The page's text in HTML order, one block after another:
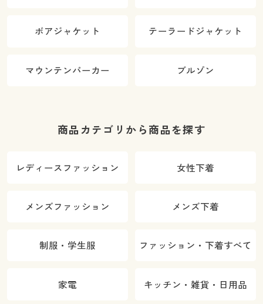
ボアジャケット テーラードジャケット
マウンテンパーカー ブルゾン
商品カテゴリから商品を探す
レディースファッション 女性下着
メンズファッション メンズ下着
制服・学生服 ファッション・下着すべて
家電 キッチン・雑貨・日用品